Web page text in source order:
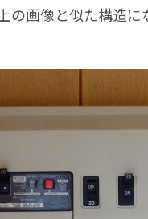
の画像と似た構造に